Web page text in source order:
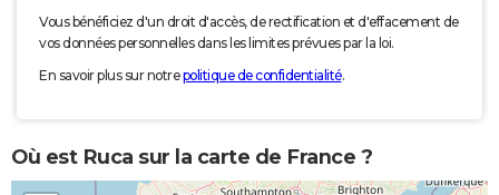
Vous bénéficiez d'un droit d'accès, de rectification et d'effacement de
vos données personnelles dans les limites prévues par la loi.
En savoir plus sur notrepolitique de confidentialité.
Où est Ruca sur la carte de France ?